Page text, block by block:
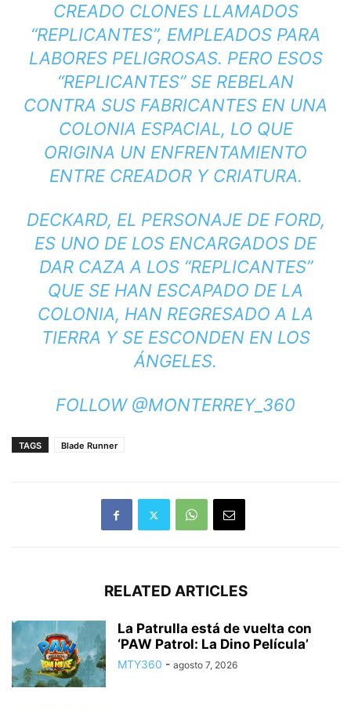
CREADO CLONES LLAMADOS
“REPLICANTES”, EMPLEADOS PARA
LABORES PELIGROSAS. PERO ESOS
“REPLICANTES” SE REBELAN
CONTRA SUS FABRICANTES EN UNA
COLONIA ESPACIAL, LO QUE
ORIGINA UN ENFRENTAMIENTO
ENTRE CREADOR Y CRIATURA.
DECKARD, EL PERSONAJE DE FORD,
ES UNO DE LOS ENCARGADOS DE
DAR CAZA A LOS “REPLICANTES”
QUE SE HAN ESCAPADO DE LA
COLONIA, HAN REGRESADO A LA
TIERRA Y SE ESCONDEN EN LOS
ÁNGELES.
FOLLOW @MONTERREY_360
TAGS Blade Runner
RELATED ARTICLES
La Patrulla está de vuelta con
‘PAW Patrol: La Dino Película’
MTY360 - agosto 7, 2026